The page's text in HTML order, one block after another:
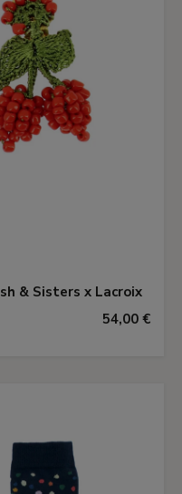
& Sisters x Lacroix
54,00 €